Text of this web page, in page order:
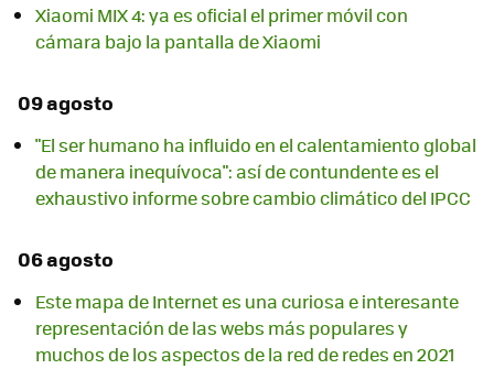
Xiaomi MIX 4: ya es oficial el primer móvil con
cámara bajo la pantalla de Xiaomi
09 agosto
"El ser humano ha influido en el calentamiento global
de manera inequívoca": así de contundente es el
exhaustivo informe sobre cambio climático del IPCC
06 agosto
Este mapa de Internet es una curiosa e interesante
representación de las webs más populares y
muchos de los aspectos de la red de redes en 2021